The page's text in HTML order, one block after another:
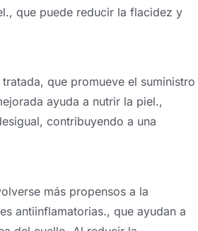
que puede reducir la flacidez y
que promueve el suministro
ayuda a nutrir la piel.,
contribuyendo a una
más propensos a la
antiinflamatorias., que ayudan a